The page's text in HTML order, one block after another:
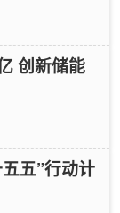
创新储能
五”行动计